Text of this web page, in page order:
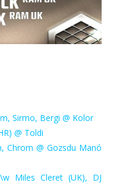
Sirmo, Bergi @ Kolor
@ Toldi
Chrom @ Gozsdu Manó
Miles Cleret (UK), DJ